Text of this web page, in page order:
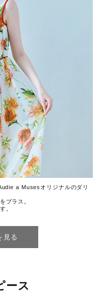
a Musesオリジナルのダリ
プラス。
。
見る
ース